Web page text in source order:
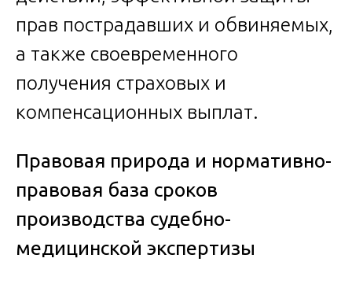
прав пострадавших и обвиняемых,
а также своевременного
получения страховых и
компенсационных выплат.
Правовая природа и нормативно-
правовая база сроков
производства судебно-
медицинской экспертизы